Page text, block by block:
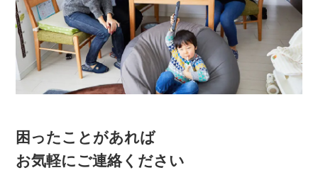
困ったことがあれば
お気軽にご連絡ください